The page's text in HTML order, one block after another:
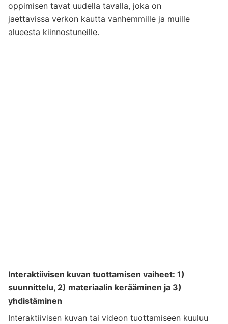
oppimisen tavat uudella tavalla, joka on
jaettavissa verkon kautta vanhemmille ja muille
alueesta kiinnostuneille.
Interaktiivisen kuvan tuottamisen vaiheet: 1)
suunnittelu, 2) materiaalin kerääminen ja 3)
yhdistäminen
Interaktiivisen kuvan tai videon tuottamiseen kuuluu